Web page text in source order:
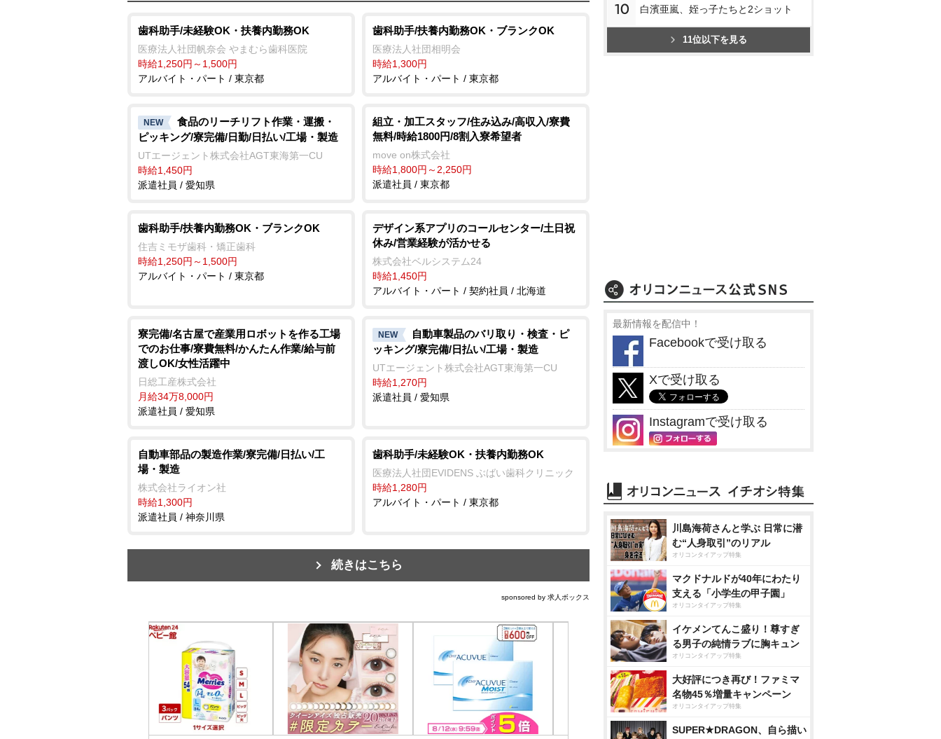
歯科助手/未経験OK・扶養内勤務OK
医療法人社団帆奈会 やまむら歯科医院
時給1,250円～1,500円
アルバイト・パート / 東京都
歯科助手/扶養内勤務OK・ブランクOK
医療法人社団相明会
時給1,300円
アルバイト・パート / 東京都
NEW
食品のリーチリフト作業・運搬・
ピッキング/寮完備/日勤/日払い/工場・製造
UTエージェント株式会社AGT東海第一CU
時給1,450円
派遣社員 / 愛知県
組立・加工スタッフ/住み込み/高収入/寮費
無料/時給1800円/8割入寮希望者
move on株式会社
時給1,800円～2,250円
派遣社員 / 東京都
歯科助手/扶養内勤務OK・ブランクOK
住吉ミモザ歯科・矯正歯科
時給1,250円～1,500円
アルバイト・パート / 東京都
デザイン系アプリのコールセンター/土日祝
休み/営業経験が活かせる
株式会社ベルシステム24
時給1,450円
アルバイト・パート / 契約社員 / 北海道
寮完備/名古屋で産業用ロボットを作る工場
でのお仕事/寮費無料/かんたん作業/給与前
渡しOK/女性活躍中
日総工産株式会社
月給34万8,000円
派遣社員 / 愛知県
NEW
自動車製品のバリ取り・検査・ピ
ッキング/寮完備/日払い/工場・製造
UTエージェント株式会社AGT東海第一CU
時給1,270円
派遣社員 / 愛知県
自動車部品の製造作業/寮完備/日払い/工
場・製造
株式会社ライオン社
時給1,300円
派遣社員 / 神奈川県
歯科助手/未経験OK・扶養内勤務OK
医療法人社団EVIDENS ぶばい歯科クリニック
時給1,280円
アルバイト・パート / 東京都
続きはこちら
sponsored by 求人ボックス
10 白濱亜嵐、姪っ子たちと2ショット
11位以下を見る
最新情報を配信中！
Facebookで受け取る
Xで受け取る
Instagramで受け取る
川島海荷さんと学ぶ 日常に潜
む“人身取引”のリアル
オリコンタイアップ特集
マクドナルドが40年にわたり
支える「小学生の甲子園」
オリコンタイアップ特集
イケメンてんこ盛り！尊すぎ
る男子の純情ラブに胸キュン
オリコンタイアップ特集
大好評につき再び！ファミマ
名物45％増量キャンペーン
オリコンタイアップ特集
SUPER★DRAGON、自ら描い